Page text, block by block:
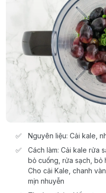
Nguyên liệu: Cải kale,
Cách làm: Cải kale rửa
bỏ cuống, rửa sạch, bỏ
Cho cải Kale, chanh
mịn nhuyễn